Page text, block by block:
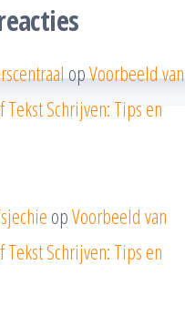
opVoorbeeld van
Tekst Schrijven: Tips en
opVoorbeeld van
Tekst Schrijven: Tips en